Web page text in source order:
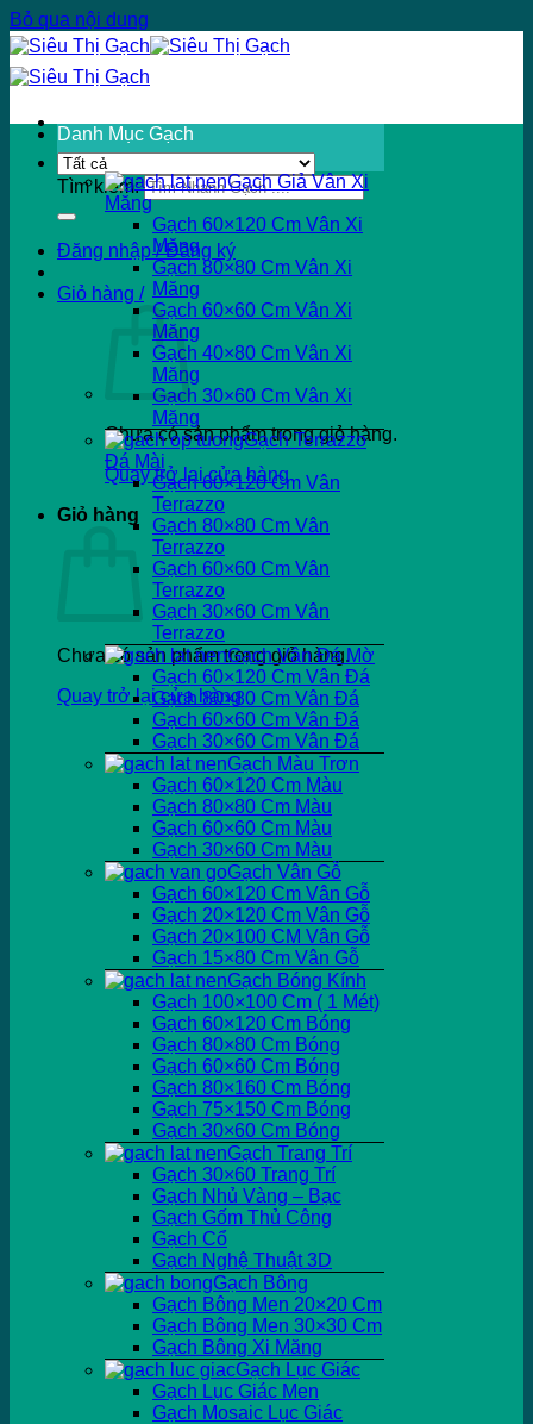
Bỏ qua nội dung
Tìm kiếm:
Đăng nhập / Đăng ký
Giỏ hàng /
Chưa có sản phẩm trong giỏ hàng.
Quay trở lại cửa hàng
Giỏ hàng
Chưa có sản phẩm trong giỏ hàng.
Quay trở lại cửa hàng
Danh Mục Gạch
Gạch Giả Vân Xi
Măng
Gạch 60×120 Cm Vân Xi
Măng
Gạch 80×80 Cm Vân Xi
Măng
Gạch 60×60 Cm Vân Xi
Măng
Gạch 40×80 Cm Vân Xi
Măng
Gạch 30×60 Cm Vân Xi
Măng
Gạch Terrazzo
Đá Mài
Gạch 60×120 Cm Vân
Terrazzo
Gạch 80×80 Cm Vân
Terrazzo
Gạch 60×60 Cm Vân
Terrazzo
Gạch 30×60 Cm Vân
Terrazzo
Gạch Vân Đá Mờ
Gạch 60×120 Cm Vân Đá
Gạch 80×80 Cm Vân Đá
Gạch 60×60 Cm Vân Đá
Gạch 30×60 Cm Vân Đá
Gạch Màu Trơn
Gạch 60×120 Cm Màu
Gạch 80×80 Cm Màu
Gạch 60×60 Cm Màu
Gạch 30×60 Cm Màu
Gạch Vân Gỗ
Gạch 60×120 Cm Vân Gỗ
Gạch 20×120 Cm Vân Gỗ
Gạch 20×100 CM Vân Gỗ
Gạch 15×80 Cm Vân Gỗ
Gạch Bóng Kính
Gạch 100×100 Cm ( 1 Mét)
Gạch 60×120 Cm Bóng
Gạch 80×80 Cm Bóng
Gạch 60×60 Cm Bóng
Gạch 80×160 Cm Bóng
Gạch 75×150 Cm Bóng
Gạch 30×60 Cm Bóng
Gạch Trang Trí
Gạch 30×60 Trang Trí
Gạch Nhủ Vàng – Bạc
Gạch Gốm Thủ Công
Gạch Cổ
Gạch Nghệ Thuật 3D
Gạch Bông
Gạch Bông Men 20×20 Cm
Gạch Bông Men 30×30 Cm
Gạch Bông Xi Măng
Gạch Lục Giác
Gạch Lục Giác Men
Gạch Mosaic Lục Giác